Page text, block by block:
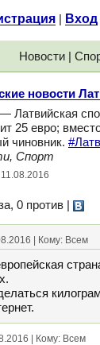
Вход
Новости |
новости
— Латвийская
25 евро;
чиновник.
Спорт
0 против
| Кому: Всем
| Кому: Всем